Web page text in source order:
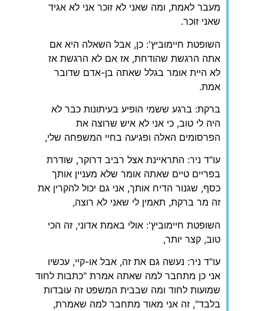
מעבר לאמת, ומה שאני לא זוכר אני לא אגיד
שאני זוכר.
השופטת חיימוביץ': כן, אבל השאלה היא אם
אתה הרגשת שהודחת, אז אם לא הרגשת אז
לא היית אומר בגלל שאתה בן-אדם שדובר
אמת.
ברקת: ברגע ששמי הופיע בעיתונות כבר לא
היה לי טוב, כי אני לא איש שרוצה את
הפרסומים האלה ופגיעה בחיי המשפחה שלי,
עו"ד ניר: התראיינת אצל רביב דרוקר, שודרת
בפריים טיים שאתה אומר שלא מעניין אותך
כסף, שגנור הדיח אותך, אני גם יכול להקרין את
זה מר ברקת, תאמין לי שאני לא רוצה,
השופטת חיימוביץ': אולי באמת אדוני, זה הכי
טוב, קצר יותר,
עו"ד ניר: נעשה גם את זה, אבל או-קיי, עכשיו
אני כן מתחבר למה שאתה אמרת "כתבות לחוד
שמועות לחוד ומה שבבית המשפט זה עובדות
בלבד", זה אני מאוד מתחבר למה שאמרת,